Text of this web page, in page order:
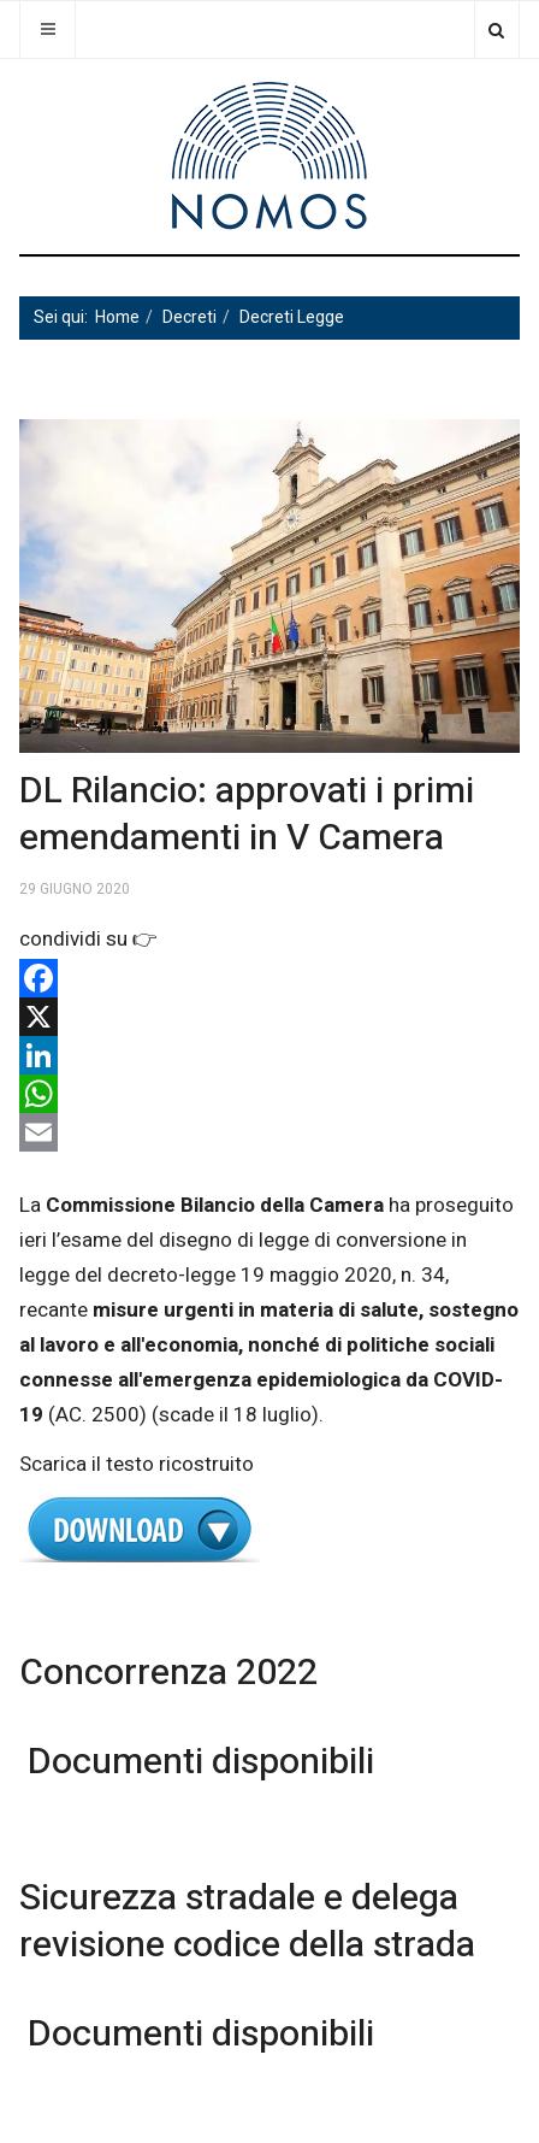
Sei qui: Home Decreti Decreti Legge
DL Rilancio: approvati i primi
emendamenti in V Camera
29 GIUGNO 2020
Facebook
X
LinkedIn
WhatsApp
La Commissione Bilancio della Camera ha proseguito
ieri l’esame del disegno di legge di conversione in
legge del decreto-legge 19 maggio 2020, n. 34,
recante misure urgenti in materia di salute, sostegno
al lavoro e all'economia, nonché di politiche sociali
connesse all'emergenza epidemiologica da COVID-
19 (AC. 2500) (scade il 18 luglio).
Scarica il testo ricostruito
Concorrenza 2022
Documenti disponibili
Sicurezza stradale e delega
revisione codice della strada
Documenti disponibili